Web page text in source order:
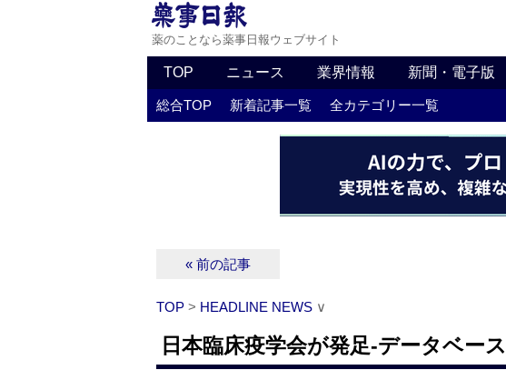
薬のことなら薬事日報ウェブサイト
TOP ニュース 業界情報 新聞・電子版
総合TOP 新着記事一覧 全カテゴリー一覧
« 前の記事
TOP > HEADLINE NEWS ∨
日本臨床疫学会が発足‐データベー